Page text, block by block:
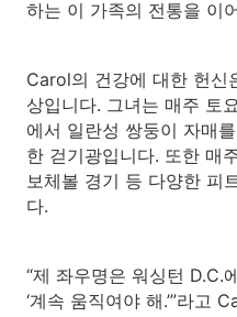
하는 이 가족의 전통을 이
Carol의 건강에 대한 헌신
상입니다. 그녀는 매주 토
에서 일란성 쌍둥이 자매
한 걷기광입니다. 또한 매
보체볼 경기 등 다양한 피
다.
“제 좌우명은 워싱턴 D.C.
‘계속 움직여야 해.’”라고